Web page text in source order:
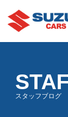
スタッフブログ